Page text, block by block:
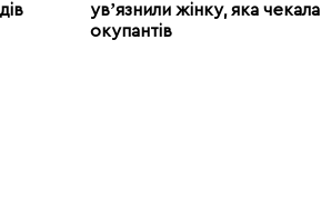
увʼязнили жінку, яка чекала
окупантів